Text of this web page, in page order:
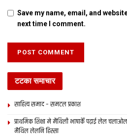
Save my name, email, and
next time I comment.
टटका समाचार
साहित्य समाद – समटल प्रकाश
प्राथमिक शि‍क्षा मे मैथि‍ली भाषाकेँ पढ़ाई लेल
मैथिल लेलनि हिस्सा